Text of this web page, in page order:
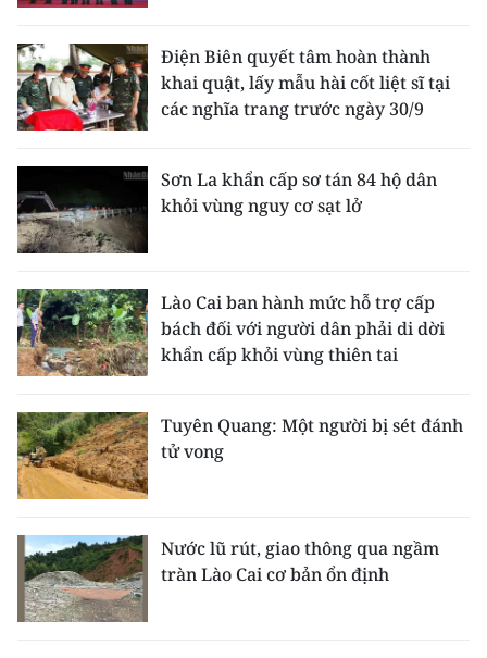
Điện Biên quyết tâm hoàn thành
khai quật, lấy mẫu hài cốt liệt sĩ tại
các nghĩa trang trước ngày 30/9
Sơn La khẩn cấp sơ tán 84 hộ dân
khỏi vùng nguy cơ sạt lở
Lào Cai ban hành mức hỗ trợ cấp
bách đối với người dân phải di dời
khẩn cấp khỏi vùng thiên tai
Tuyên Quang: Một người bị sét đánh
tử vong
Nước lũ rút, giao thông qua ngầm
tràn Lào Cai cơ bản ổn định